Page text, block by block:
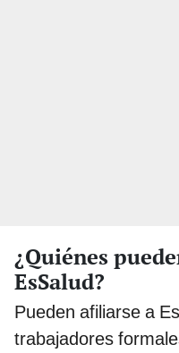
¿Quiénes
EsSalud?
Pueden afiliarse a
trabajadores